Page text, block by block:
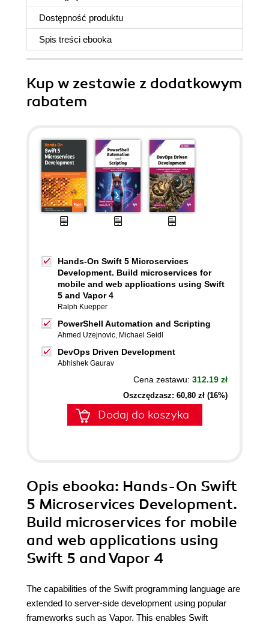
Dostępność produktu
Spis treści ebooka
Kup w zestawie z dodatkowym
rabatem
Hands-On Swift 5 Microservices
Development. Build microservices for
mobile and web applications using Swift
5 and Vapor 4
Ralph Kuepper
PowerShell Automation and Scripting
Ahmed Uzejnovic, Michael Seidl
DevOps Driven Development
Abhishek Gaurav
Cena zestawu: 312.19 zł
Oszczędzasz: 60,80 zł (16%)
Dodaj do koszyka
Opis ebooka: Hands-On Swift
5 Microservices Development.
Build microservices for mobile
and web applications using
Swift 5 and Vapor 4
The capabilities of the Swift programming language are
extended to server-side development using popular
frameworks such as Vapor. This enables Swift